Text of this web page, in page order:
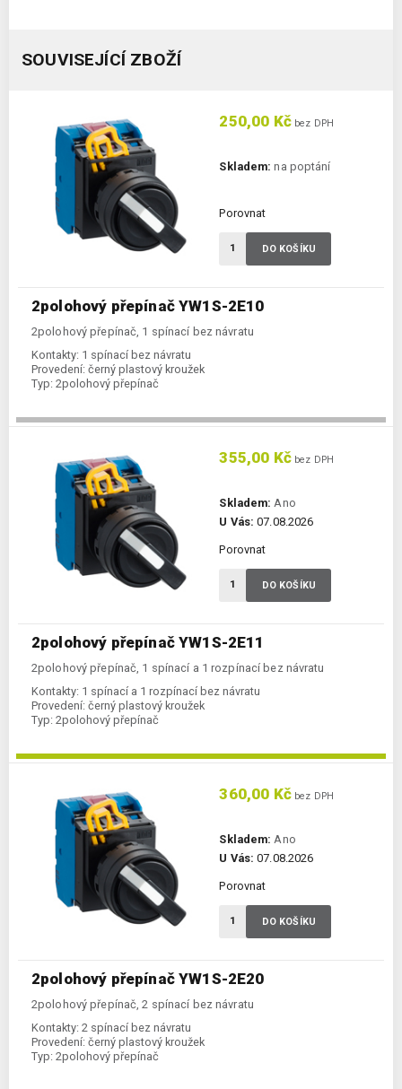
SOUVISEJÍCÍ ZBOŽÍ
2polohový přepínač YW1S-2E10
2polohový přepínač, 1 spínací bez návratu
Kontakty: 1 spínací bez návratu
Provedení: černý plastový kroužek
Typ: 2polohový přepínač
250,00 Kč bez DPH
Skladem: na poptání
Porovnat
DO KOŠÍKU
2polohový přepínač YW1S-2E11
2polohový přepínač, 1 spínací a 1 rozpínací bez návratu
Kontakty: 1 spínací a 1 rozpínací bez návratu
Provedení: černý plastový kroužek
Typ: 2polohový přepínač
355,00 Kč bez DPH
Skladem: Ano
U Vás: 07.08.2026
Porovnat
DO KOŠÍKU
2polohový přepínač YW1S-2E20
2polohový přepínač, 2 spínací bez návratu
Kontakty: 2 spínací bez návratu
Provedení: černý plastový kroužek
Typ: 2polohový přepínač
360,00 Kč bez DPH
Skladem: Ano
U Vás: 07.08.2026
Porovnat
DO KOŠÍKU